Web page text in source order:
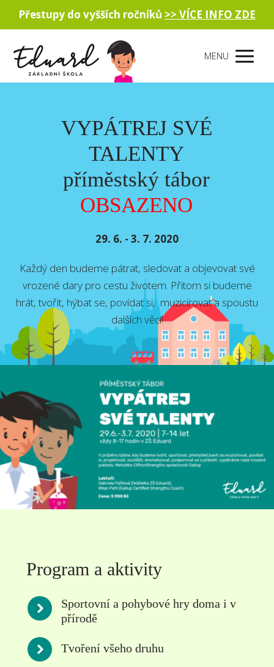
Přestupy do vyšších ročníků >> VÍCE INFO ZDE
MENU
VYPÁTREJ SVÉ
TALENTY
příměstský tábor
OBSAZENO
29. 6. - 3. 7. 2020
Každý den budeme pátrat, sledovat a objevovat své
vrozené dary pro cestu životem. Přitom si budeme
hrát, tvořit, hýbat se, povídat si, muzicírovat a spoustu
dalších věcí!
Program a aktivity
Sportovní a pohybové hry doma i v
přírodě
Tvoření všeho druhu